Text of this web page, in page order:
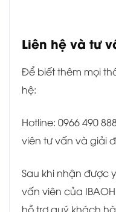
Liên hệ và tư
Để biết thêm mọi
hệ:
Hotline: 0966 490
viên tư vấn và giải
Sau khi nhận được
vấn viên của
hỗ trợ quý khách